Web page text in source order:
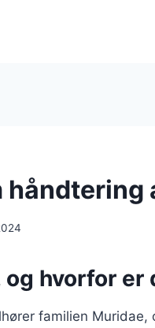
håndtering
hvorfor er
familien